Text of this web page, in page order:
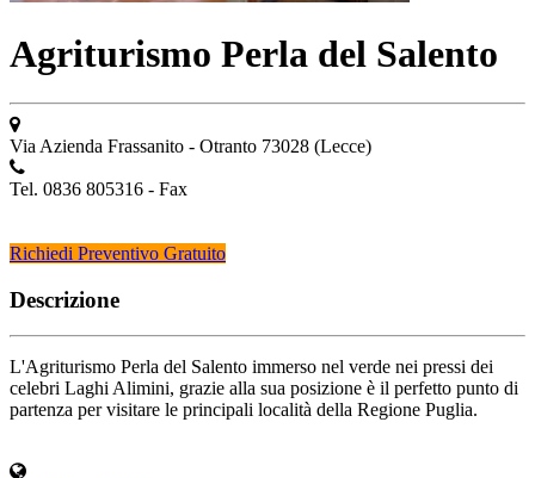
Agriturismo Perla del Salento
Via Azienda Frassanito - Otranto 73028 (Lecce)
Tel. 0836 805316 - Fax
Richiedi Preventivo Gratuito
Descrizione
L'Agriturismo Perla del Salento immerso nel verde nei pressi dei
celebri Laghi Alimini, grazie alla sua posizione è il perfetto punto di
partenza per visitare le principali località della Regione Puglia.